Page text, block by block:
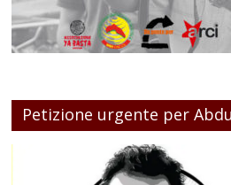
Petizione urgente per